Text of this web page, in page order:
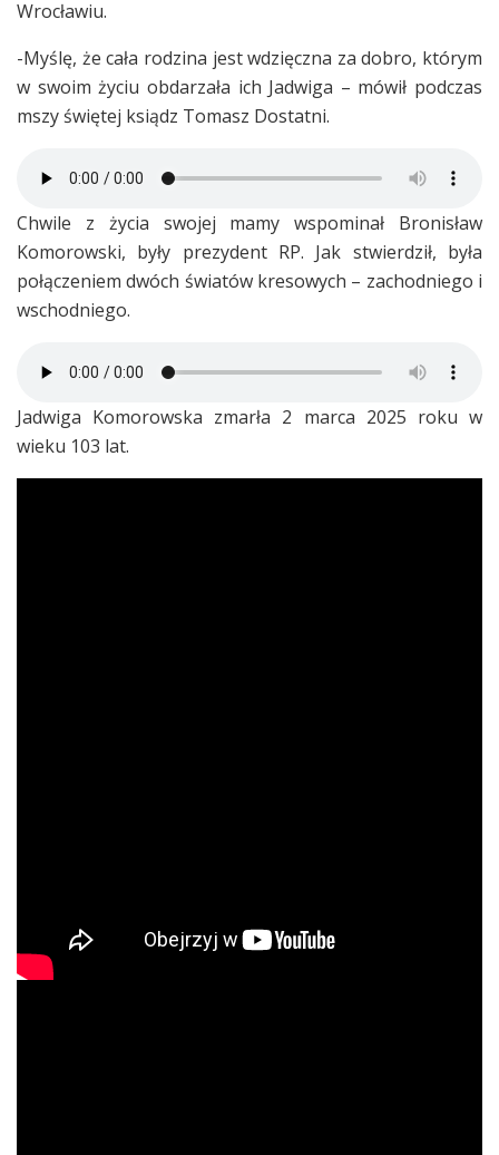
Wrocławiu.
-Myślę, że cała rodzina jest wdzięczna za dobro, którym
w swoim życiu obdarzała ich Jadwiga – mówił podczas
mszy świętej ksiądz Tomasz Dostatni.
Chwile z życia swojej mamy wspominał Bronisław
Komorowski, były prezydent RP. Jak stwierdził, była
połączeniem dwóch światów kresowych – zachodniego i
wschodniego.
Jadwiga Komorowska zmarła 2 marca 2025 roku w
wieku 103 lat.